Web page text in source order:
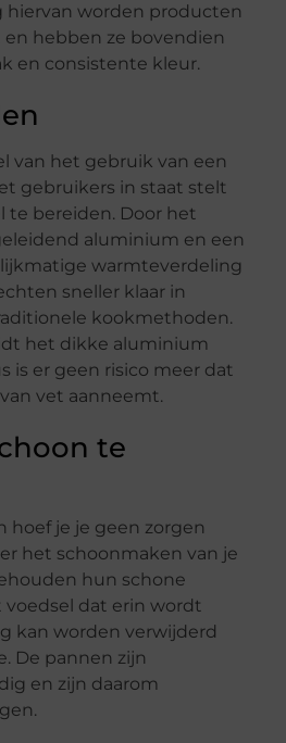
hiervan worden producten
hebben ze bovendien
en consistente kleur.
van het gebruik van een
gebruikers in staat stelt
te bereiden. Door het
aluminium en een
warmteverdeling
sneller klaar in
kookmethoden.
het dikke aluminium
is er geen risico meer dat
vet aanneemt.
te
hoef je je geen zorgen
het schoonmaken van je
hun schone
dat erin wordt
kan worden verwijderd
De pannen zijn
en zijn daarom